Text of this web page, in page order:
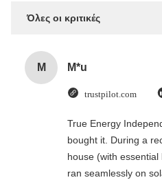
Όλες οι κριτικές
M M*u
trustpilot.com
True Energy
bought it. During a
house (with
ran seamlessly on